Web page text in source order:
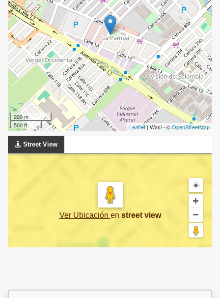
200 m
500 ft
Leaflet | Wasi - ©OpenStreetMap
Street View
Ver Ubicación en street view